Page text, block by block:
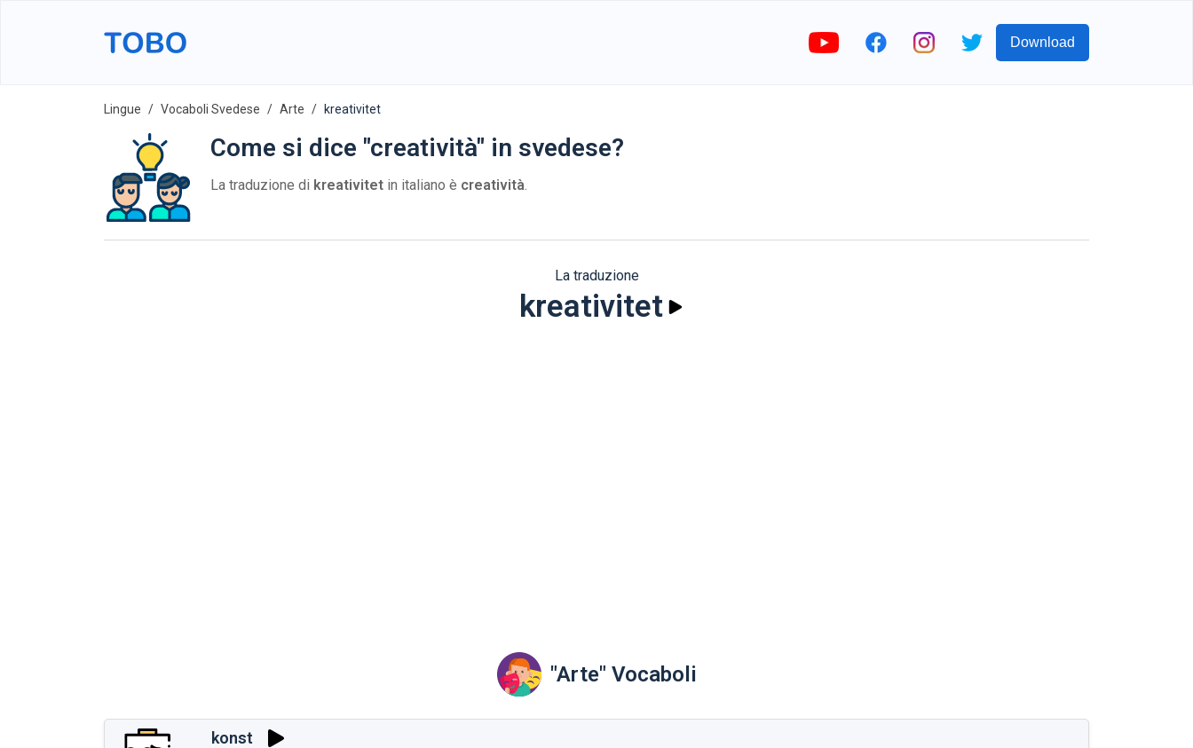
Download
Lingue Vocaboli Svedese Arte kreativitet
Come si dice "creatività" in svedese?
La traduzione di kreativitet in italiano è creatività.
La traduzione
kreativitet
"Arte" Vocaboli
konst